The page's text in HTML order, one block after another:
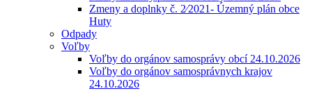
Zmeny a doplnky č. 2⁄2021- Územný plán obce
Huty
Odpady
Voľby
Voľby do orgánov samosprávy obcí 24.10.2026
Voľby do orgánov samosprávnych krajov
24.10.2026